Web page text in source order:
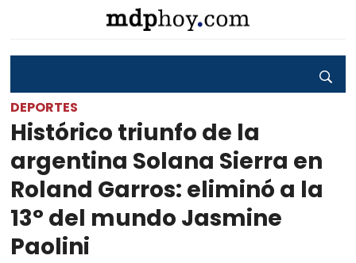
DEPORTES
Histórico triunfo de la
argentina Solana Sierra en
Roland Garros: eliminó a la
13° del mundo Jasmine
Paolini